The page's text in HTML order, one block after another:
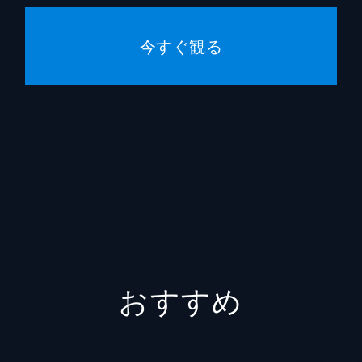
リアが、死ぬほど好きだというハリウッドのフライドチキ
今すぐ観る
おすすめ